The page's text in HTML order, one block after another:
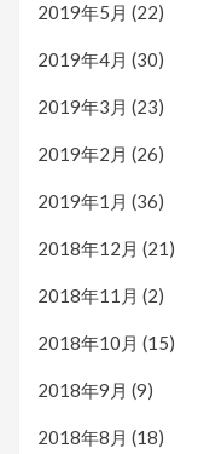
2019年5月 (22)
2019年4月 (30)
2019年3月 (23)
2019年2月 (26)
2019年1月 (36)
2018年12月 (21)
2018年11月 (2)
2018年10月 (15)
2018年9月 (9)
2018年8月 (18)